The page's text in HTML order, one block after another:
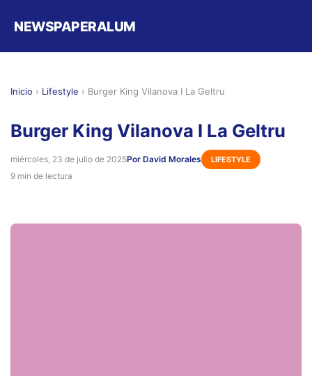
NEWSPAPERALUM
Inicio › Lifestyle › Burger King Vilanova I La Geltru
Burger King Vilanova I La Geltru
miércoles, 23 de julio de 2025Por David Morales LIFESTYLE
9 min de lectura